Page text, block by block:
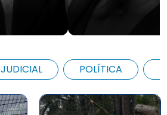
JUDICIAL POLÍTICA